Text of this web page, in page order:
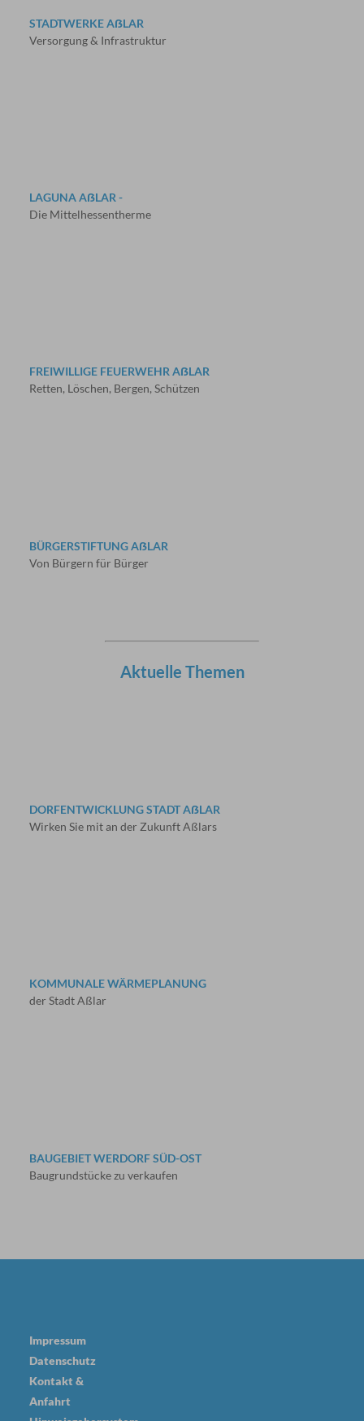
STADTWERKE AẞLAR
Versorgung & Infrastruktur
LAGUNA AẞLAR -
Die Mittelhessentherme
FREIWILLIGE FEUERWEHR AẞLAR
Retten, Löschen, Bergen, Schützen
BÜRGERSTIFTUNG AẞLAR
Von Bürgern für Bürger
Aktuelle Themen
DORFENTWICKLUNG STADT AẞLAR
Wirken Sie mit an der Zukunft Aßlars
KOMMUNALE WÄRMEPLANUNG
der Stadt Aßlar
BAUGEBIET WERDORF SÜD-OST
Baugrundstücke zu verkaufen
Impressum
Datenschutz
Kontakt &
Anfahrt